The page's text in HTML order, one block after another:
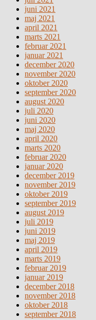
juni 2021
maj 2021
april 2021
marts 2021
februar 2021
januar 2021
december 2020
november 2020
oktober 2020
september 2020
august 2020
juli 2020
juni 2020
maj 2020
april 2020
marts 2020
februar 2020
januar 2020
december 2019
november 2019
oktober 2019
september 2019
august 2019
juli 2019
juni 2019
maj 2019
april 2019
marts 2019
februar 2019
januar 2019
december 2018
november 2018
oktober 2018
september 2018